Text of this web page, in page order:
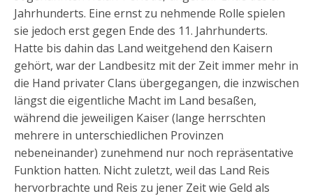
Jahrhunderts. Eine ernst zu nehmende Rolle spielen
sie jedoch erst gegen Ende des 11. Jahrhunderts.
Hatte bis dahin das Land weitgehend den Kaisern
gehört, war der Landbesitz mit der Zeit immer mehr in
die Hand privater Clans übergegangen, die inzwischen
längst die eigentliche Macht im Land besaßen,
während die jeweiligen Kaiser (lange herrschten
mehrere in unterschiedlichen Provinzen
nebeneinander) zunehmend nur noch repräsentative
Funktion hatten. Nicht zuletzt, weil das Land Reis
hervorbrachte und Reis zu jener Zeit wie Geld als